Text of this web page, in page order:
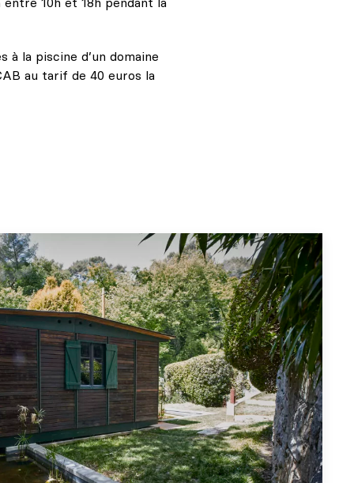
à la piscine d’un domaine
au tarif de 40 euros la